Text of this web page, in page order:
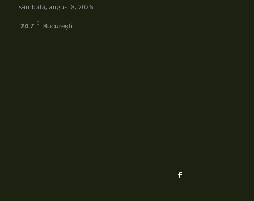
sâmbătă, august 8, 2026
24.7 C București